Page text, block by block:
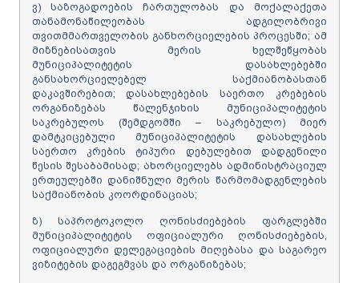
ვ) საზოგადოების ჩართულობას და მოქალაქეთა
თანამონაწილეობას ადგილობრივი
თვითმმართველობის განხორციელების პროცესში; ამ
მიზნებისათვის მერის ხელშეწყობას
მუნიციპალიტეტის დასახლებებში
განსახორციელებელ საქმიანობასთან
დაკავშირებით; დასახლებების საერთო კრებების
ორგანიზებას წალენჯიხის მუნიციპალიტეტის
საკრებულოს (შემდგომში – საკრებულო) მიერ
დამტკიცებული მუნიციპალიტეტის დასახლების
საერთო კრების ტიპური დებულებით დადგენილი
წესის შესაბამისად; ახორციელებს ადმინისტრაციულ
ერთეულებში დანიშნული მერის წარმომადგენლების
საქმიანობის კოორდინაციას;
ზ) საპროტოკოლო ღონისძიებების ფარგლებში
მუნიციპალიტეტის ოფიციალური ღონისძიებების,
ოფიციალური დელეგაციების მიღებასა და საგარეო
ვიზიტების დაგეგმვას და ორგანიზებას;